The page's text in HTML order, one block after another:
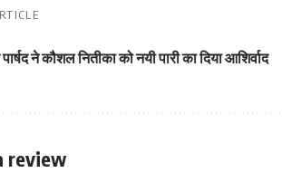
ने कौशल नितीका को नयी पारी का दिया आशिर्वाद
review